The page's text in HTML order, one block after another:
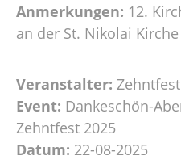
Anmerkungen: 12.
an der St. Nikolai
Veranstalter:
Event: Dankeschön-
Zehntfest 2025
Datum: 22-08-2025